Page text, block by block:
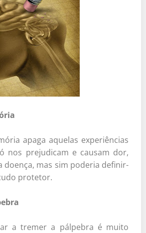
apaga aquelas experiências
nos prejudicam e causam dor,
doença, mas sim poderia definir-
protetor.
a tremer a pálpebra é muito